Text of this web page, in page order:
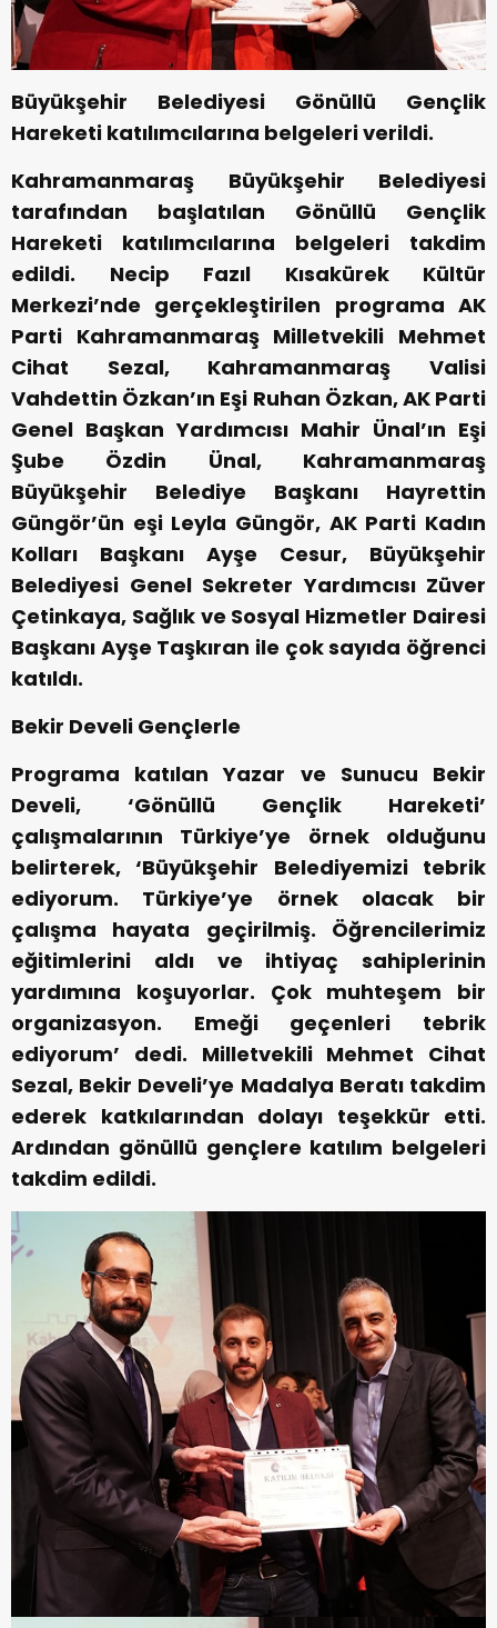
Büyükşehir Belediyesi Gönüllü Gençlik
Hareketi katılımcılarına belgeleri verildi.
Kahramanmaraş Büyükşehir Belediyesi
tarafından başlatılan Gönüllü Gençlik
Hareketi katılımcılarına belgeleri takdim
edildi. Necip Fazıl Kısakürek Kültür
Merkezi’nde gerçekleştirilen programa AK
Parti Kahramanmaraş Milletvekili Mehmet
Cihat Sezal, Kahramanmaraş Valisi
Vahdettin Özkan’ın Eşi Ruhan Özkan, AK Parti
Genel Başkan Yardımcısı Mahir Ünal’ın Eşi
Şube Özdin Ünal, Kahramanmaraş
Büyükşehir Belediye Başkanı Hayrettin
Güngör’ün eşi Leyla Güngör, AK Parti Kadın
Kolları Başkanı Ayşe Cesur, Büyükşehir
Belediyesi Genel Sekreter Yardımcısı Züver
Çetinkaya, Sağlık ve Sosyal Hizmetler Dairesi
Başkanı Ayşe Taşkıran ile çok sayıda öğrenci
katıldı.
Bekir Develi Gençlerle
Programa katılan Yazar ve Sunucu Bekir
Develi, ‘Gönüllü Gençlik Hareketi’
çalışmalarının Türkiye’ye örnek olduğunu
belirterek, ‘Büyükşehir Belediyemizi tebrik
ediyorum. Türkiye’ye örnek olacak bir
çalışma hayata geçirilmiş. Öğrencilerimiz
eğitimlerini aldı ve ihtiyaç sahiplerinin
yardımına koşuyorlar. Çok muhteşem bir
organizasyon. Emeği geçenleri tebrik
ediyorum’ dedi. Milletvekili Mehmet Cihat
Sezal, Bekir Develi’ye Madalya Beratı takdim
ederek katkılarından dolayı teşekkür etti.
Ardından gönüllü gençlere katılım belgeleri
takdim edildi.